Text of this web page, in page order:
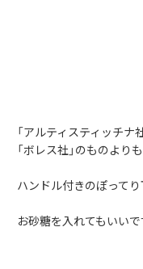
「アルティスティッチナ
「ボレス社」のものより
ハンドル付きのぽってり
お砂糖を入れてもいい